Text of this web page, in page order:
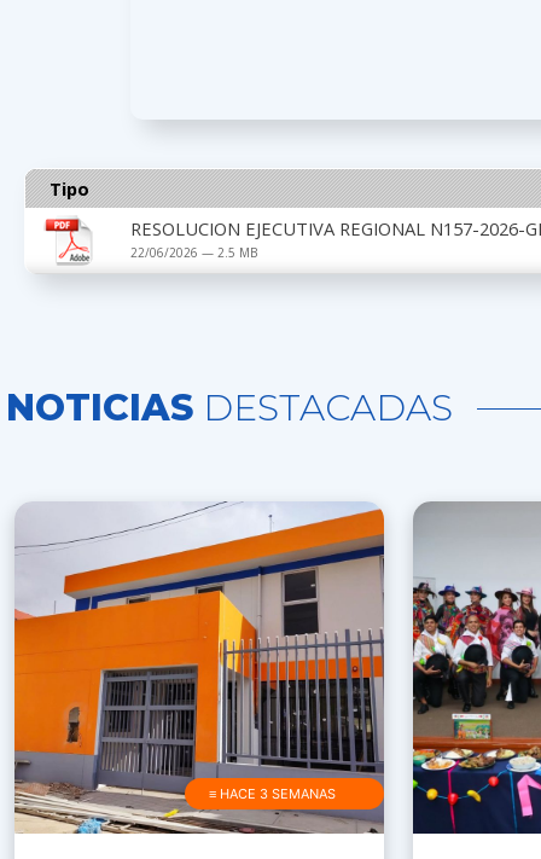
Tipo
RESOLUCION EJECUTIVA REGIONAL N157-2026-
22/06/2026 — 2.5 MB
NOTICIAS DESTACADAS
≡ HACE 3 SEMANAS